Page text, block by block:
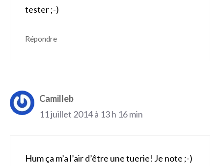
tester ;-)
Répondre
Camilleb
11 juillet 2014 à 13 h 16 min
Hum ça m’a l’air d’être une tuerie! Je note ;-)